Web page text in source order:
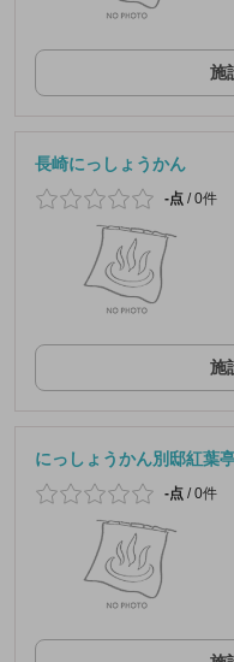
施
長崎にっしょうかん
-点 /0件
施
にっしょうかん別邸紅葉
-点 /0件